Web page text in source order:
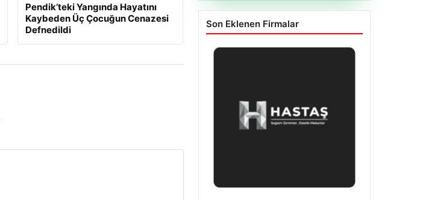
Pendik’teki Yangında Hayatını
Kaybeden Üç Çocuğun Cenazesi
Defnedildi
Son Eklenen Firmalar